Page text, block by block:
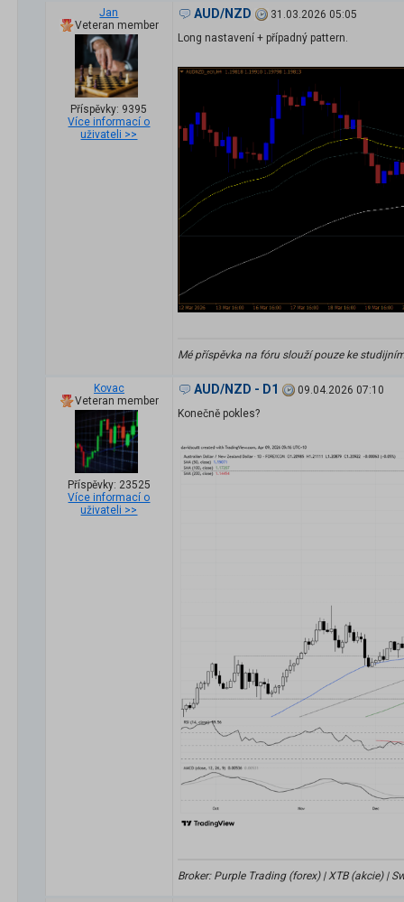
Jan
Veteran member
Příspěvky: 9395
Více informací o
uživateli >>
AUD/NZD
31.03.2026 05:05
Long nastavení + případný pattern.
Mé příspěvka na fóru slouží pouze ke
Kovac
Veteran member
Příspěvky: 23525
Více informací o
uživateli >>
AUD/NZD - D1
09.04.2026 07:10
Konečně pokles?
Broker: Purple Trading (forex) | XTB (akcie) |